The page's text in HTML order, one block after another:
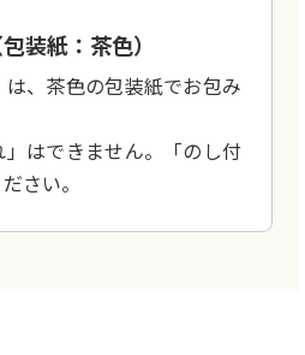
装紙：茶色）
は、茶色の包装紙でお包み
」はできません。「のし付
さい。